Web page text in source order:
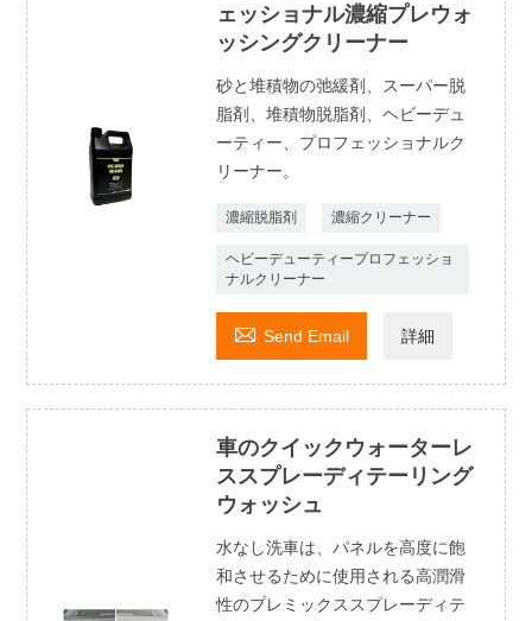
ェッショナル濃縮プレウォ
ッシングクリーナー
砂と堆積物の弛緩剤、スーパー脱
脂剤、堆積物脱脂剤、ヘビーデュ
ーティー、プロフェッショナルク
リーナー。
濃縮脱脂剤 濃縮クリーナー
ヘビーデューティープロフェッショ
ナルクリーナー
 Send Email 詳細
車のクイックウォーターレ
ススプレーディテーリング
ウォッシュ
水なし洗車は、パネルを高度に飽
和させるために使用される高潤滑
性のプレミックススプレーディテ